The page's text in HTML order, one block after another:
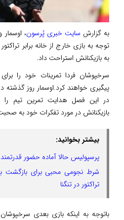
به گزارش سایت خبری پُرسون،
توجه به بازی خارج از خانه برابر
به بازیکنانش استراحت داد.
سرخپوشان فردا تمرینات خود را
پیگیری خواهند کرد.اوسمار روز گذشته
در این فصل هدایت تمرین تیم را
بازیکنانش در مورد تفکرات خود به
بیشتر بخوانید:
پرسپولیس حالا آماده حضور
شرط نجومی محبی برای بازگشت
تراکتور در تنگنا
باتوجه به اینکه بازی بعدی